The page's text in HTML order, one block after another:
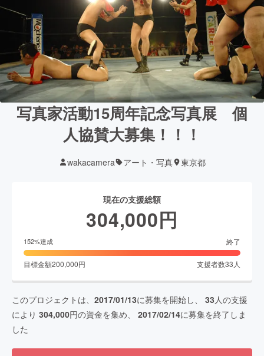
写真家活動15周年記念写真展 個
人協賛大募集！！！
wakacamera アート・写真 東京都
現在の支援総額
304,000円
152%達成 終了
目標金額200,000円 支援者数33 人
このプロジェクトは、 2017/01/13に募集を開始し、 33 人の支援
により 304,000円の資金を集め、 2017/02/14に募集を終了しま
した